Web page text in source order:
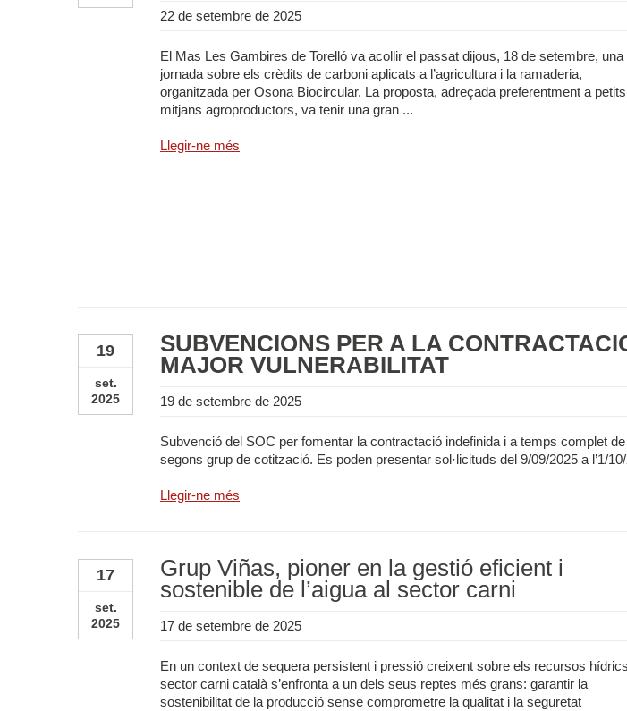
22 de setembre de 2025
El Mas Les Gambires de Torelló va acollir el passat dijous, 18 de setembre, una
jornada sobre els crèdits de carboni aplicats a l’agricultura i la ramaderia,
organitzada per Osona Biocircular. La proposta, adreçada preferentment a
mitjans agroproductors, va tenir una gran ...
Llegir-ne més
19
set.
2025
SUBVENCIONS PER A LA
MAJOR VULNERABILITAT
19 de setembre de 2025
Subvenció del SOC per fomentar la contractació indefinida i a temps complet
segons grup de cotització. Es poden presentar sol·licituds del 9/09/2025 a l’1/
Llegir-ne més
17
set.
2025
Grup Viñas, pioner en la gestió eficient i
sostenible de l’aigua al sector carni
17 de setembre de 2025
En un context de sequera persistent i pressió creixent sobre els recursos
sector carni català s’enfronta a un dels seus reptes més grans: garantir la
sostenibilitat de la producció sense comprometre la qualitat i la seguretat